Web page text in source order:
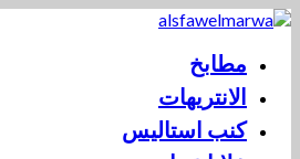
مطابخ
الانتريهات
كنب استاليس